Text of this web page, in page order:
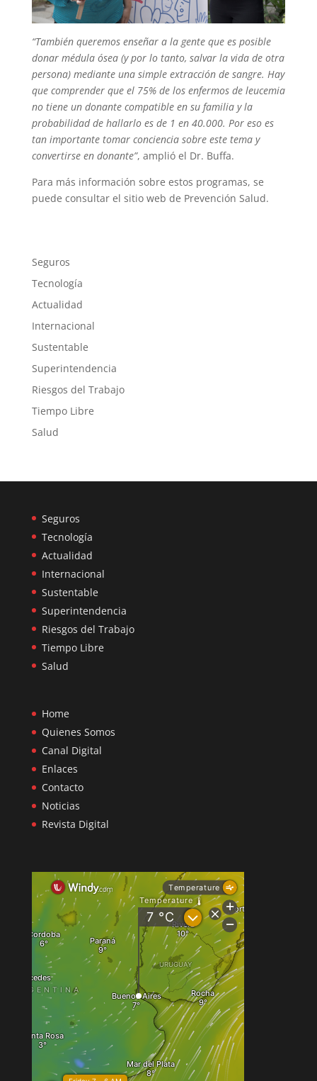
“También queremos enseñar a la gente que es posible
donar médula ósea (y por lo tanto, salvar la vida de otra
persona) mediante una simple extracción de sangre. Hay
que comprender que el 75% de los enfermos de leucemia
no tiene un donante compatible en su familia y la
probabilidad de hallarlo es de 1 en 40.000. Por eso es
tan importante tomar conciencia sobre este tema y
convertirse en donante”, amplió el Dr. Buffa.
Para más información sobre estos programas, se
puede consultar el sitio web de Prevención Salud.
Seguros
Tecnología
Actualidad
Internacional
Sustentable
Superintendencia
Riesgos del Trabajo
Tiempo Libre
Salud
Seguros
Tecnología
Actualidad
Internacional
Sustentable
Superintendencia
Riesgos del Trabajo
Tiempo Libre
Salud
Home
Quienes Somos
Canal Digital
Enlaces
Contacto
Noticias
Revista Digital